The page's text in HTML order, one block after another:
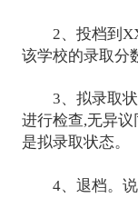
2、投档到XX
该学校的录取分
3、拟录取状
进行检查,无异
是拟录取状态。
4、退档。说